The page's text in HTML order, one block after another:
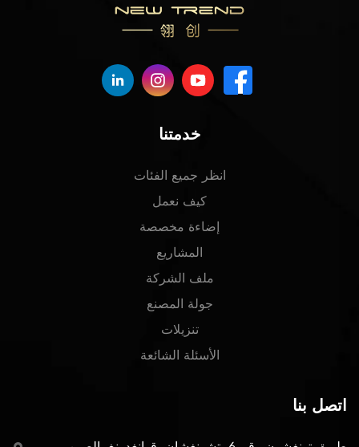
خدمتنا
انظر جميع الفئات
كيف نعمل
إضاءة مخصصة
المشاريع
ملف الشركة
جولة المصنع
تنزيلات
الأسئلة الشائعة
اتصل بنا